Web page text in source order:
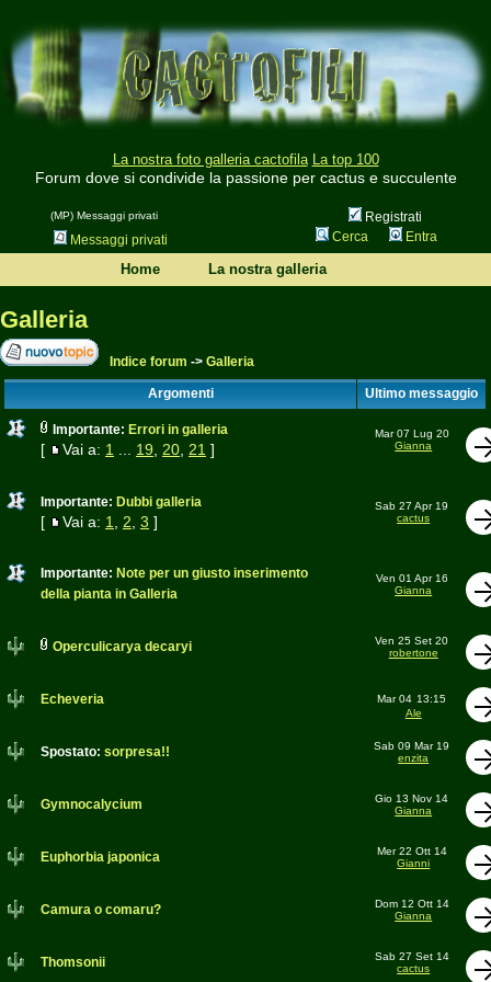
La nostra foto galleria cactofila La top 100
Forum dove si condivide la passione per cactus e succulente
(MP) Messaggi privati
Registrati
Messaggi privati
Cerca Entra
Home La nostra galleria
Galleria
Indice forum -> Galleria
Argomenti Ultimo messaggio
Importante: Errori in galleria
[ Vai a: 1 19, 20, 21 ]
Mar 07 Lug 20
Gianna
Importante: Dubbi galleria
[ Vai a: 1 2 3 ]
Sab 27 Apr 19
cactus
Importante: Note per un giusto inserimento
della pianta in Galleria
Ven 01 Apr 16
Gianna
Operculicarya decaryi
Ven 25 Set 20
robertone
Echeveria Mar 04 13:15
Ale
Spostato: sorpresa!!
Sab 09 Mar 19
enzita
Gymnocalycium
Gio 13 Nov 14
Gianna
Euphorbia japonica
Mer 22 Ott 14
Gianni
Camura o comaru?
Dom 12 Ott 14
Gianna
Thomsonii
Sab 27 Set 14
cactus